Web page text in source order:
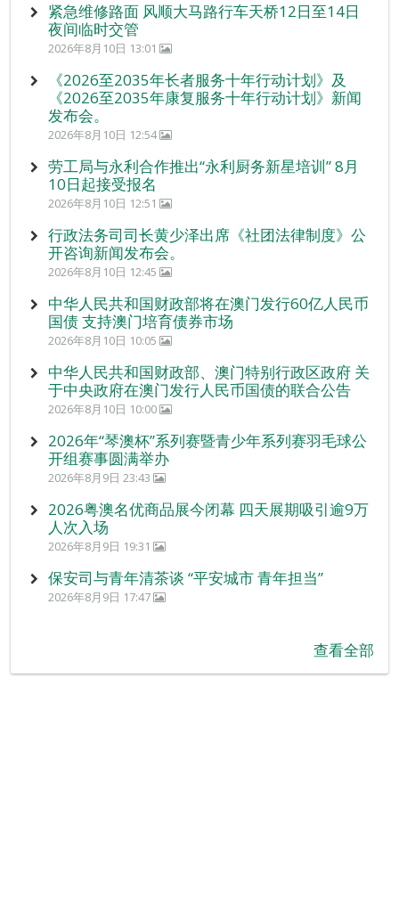
紧急维修路面 风顺大马路行车天桥12日至14日
夜间临时交管
2026年8月10日 13:01
《2026至2035年长者服务十年行动计划》及
《2026至2035年康复服务十年行动计划》新闻
发布会。
2026年8月10日 12:54
劳工局与永利合作推出“永利厨务新星培训” 8月
10日起接受报名
2026年8月10日 12:51
行政法务司司长黄少泽出席《社团法律制度》公
开咨询新闻发布会。
2026年8月10日 12:45
中华人民共和国财政部将在澳门发行60亿人民币
国债 支持澳门培育债券市场
2026年8月10日 10:05
中华人民共和国财政部、澳门特别行政区政府 关
于中央政府在澳门发行人民币国债的联合公告
2026年8月10日 10:00
2026年“琴澳杯”系列赛暨青少年系列赛羽毛球公
开组赛事圆满举办
2026年8月9日 23:43
2026粤澳名优商品展今闭幕 四天展期吸引逾9万
人次入场
2026年8月9日 19:31
保安司与青年清茶谈 “平安城市 青年担当”
2026年8月9日 17:47
查看全部